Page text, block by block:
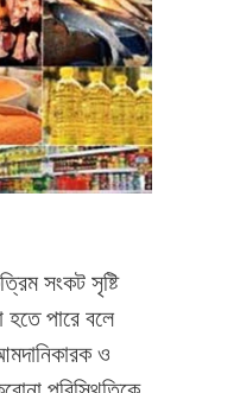
সংকট সৃষ্টি
হতে পারে বলে
ও